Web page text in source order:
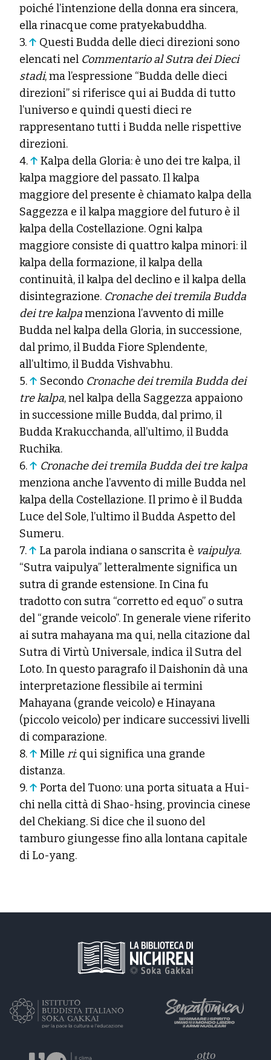
poiché l’intenzione della donna era sincera,
ella rinacque come pratyekabuddha.
3.↑ Questi Budda delle dieci direzioni sono
elencati nel Commentario al Sutra dei Dieci
stadi, ma l’espressione “Budda delle dieci
direzioni” si riferisce qui ai Budda di tutto
l’universo e quindi questi dieci re
rappresentano tutti i Budda nelle rispettive
direzioni.
4.↑ Kalpa della Gloria: è uno dei tre kalpa, il
kalpa maggiore del passato. Il kalpa
maggiore del presente è chiamato kalpa della
Saggezza e il kalpa maggiore del futuro è il
kalpa della Costellazione. Ogni kalpa
maggiore consiste di quattro kalpa minori: il
kalpa della formazione, il kalpa della
continuità, il kalpa del declino e il kalpa della
disintegrazione. Cronache dei tremila Budda
dei tre kalpamenziona l’avvento di mille
Budda nel kalpa della Gloria, in successione,
dal primo, il Budda Fiore Splendente,
all’ultimo, il Budda Vishvabhu.
5.↑ Secondo Cronache dei tremila Budda dei
tre kalpa, nel kalpa della Saggezza appaiono
in successione mille Budda, dal primo, il
Budda Krakucchanda, all’ultimo, il Budda
Ruchika.
6.↑ Cronache dei tremila Budda dei tre kalpa
menziona anche l’avvento di mille Budda nel
kalpa della Costellazione. Il primo è il Budda
Luce del Sole, l’ultimo il Budda Aspetto del
Sumeru.
7.↑ La parola indiana o sanscrita è vaipulya.
“Sutra vaipulya” letteralmente significa un
sutra di grande estensione. In Cina fu
tradotto con sutra “corretto ed equo” o sutra
del “grande veicolo”. In generale viene riferito
ai sutra mahayana ma qui, nella citazione dal
Sutra di Virtù Universale, indica il Sutra del
Loto. In questo paragrafo il Daishonin dà una
interpretazione flessibile ai termini
Mahayana (grande veicolo) e Hinayana
(piccolo veicolo) per indicare successivi livelli
di comparazione.
8.↑ Mille ri: qui significa una grande
distanza.
9.↑ Porta del Tuono: una porta situata a Hui-
chi nella città di Shao-hsing, provincia cinese
del Chekiang. Si dice che il suono del
tamburo giungesse fino alla lontana capitale
di Lo-yang.